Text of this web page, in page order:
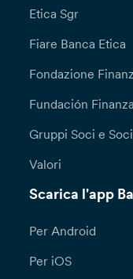
Etica Sgr
Fiare Banca Etica
Fondazione
Fundación
Gruppi Soci e
Valori
Scarica l'app
Per Android
Per iOS